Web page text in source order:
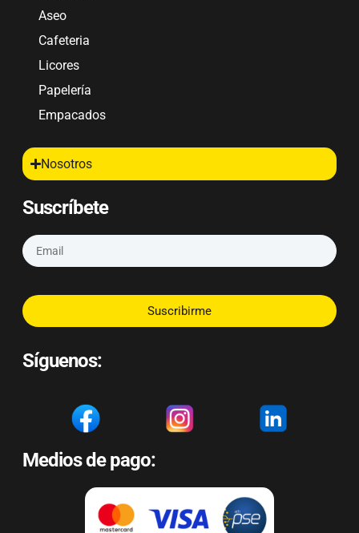
Aseo
Cafeteria
Licores
Papelería
Empacados
Nosotros
Suscríbete
Suscribirme
Síguenos:
Medios de pago: